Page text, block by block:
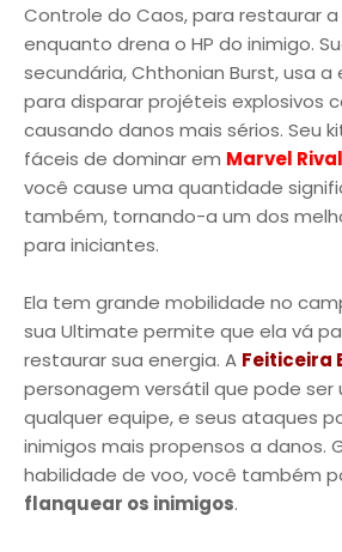
Controle do Caos, para restaurar
enquanto drena o HP do inimigo.
secundária, Chthonian Burst, usa
para disparar projéteis explosivos
causando danos mais sérios. Seu
fáceis de dominar em Marvel
você cause uma quantidade
também, tornando-a um dos
para iniciantes.
Ela tem grande mobilidade no
sua Ultimate permite que ela vá
restaurar sua energia. A Feiticeira
personagem versátil que pode ser
qualquer equipe, e seus ataques
inimigos mais propensos a danos.
habilidade de voo, você também
flanquear os inimigos.